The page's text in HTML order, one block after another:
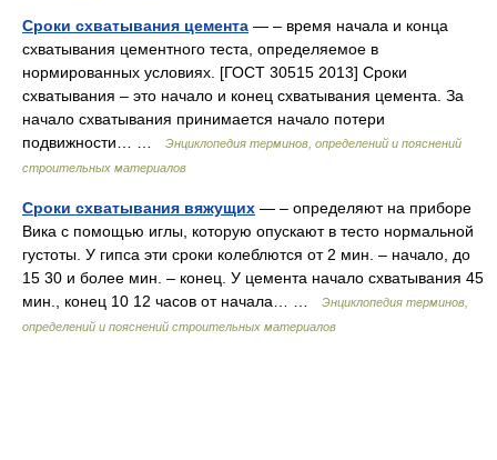
Сроки схватывания цемента — – время начала и конца
схватывания цементного теста, определяемое в
нормированных условиях. [ГОСТ 30515 2013] Сроки
схватывания – это начало и конец схватывания цемента. За
начало схватывания принимается начало потери
подвижности… …
Энциклопедия терминов, определений и пояснений
строительных материалов
Сроки схватывания вяжущих — – определяют на приборе
Вика с помощью иглы, которую опускают в тесто нормальной
густоты. У гипса эти сроки колеблются от 2 мин. – начало, до
15 30 и более мин. – конец. У цемента начало схватывания 45
мин., конец 10 12 часов от начала… …
Энциклопедия терминов,
определений и пояснений строительных материалов